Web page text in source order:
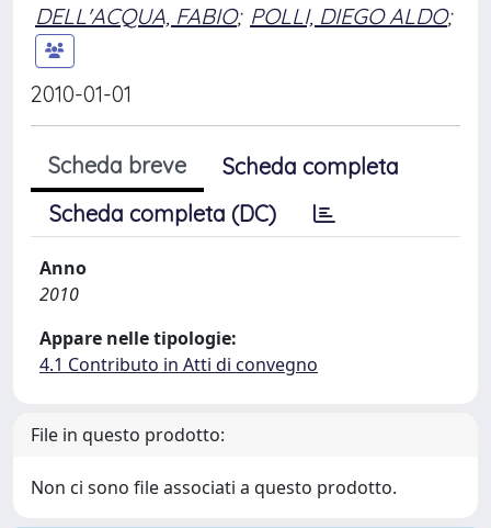
DELL'ACQUA, FABIO; POLLI, DIEGO ALDO;
2010-01-01
Scheda breve
Scheda completa
Scheda completa (DC)
Anno
2010
Appare nelle tipologie:
4.1 Contributo in Atti di convegno
File in questo prodotto:
Non ci sono file associati a questo prodotto.